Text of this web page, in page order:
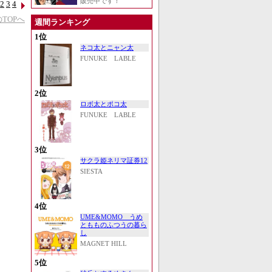
2 3 4
へ
週間ランキング
1位
ネコ太とニャン太
FUNUKE LABLE
2位
ロボ太とポコ太
FUNUKE LABLE
3位
サクラ姫ネリマ証券12
SIESTA
4位
UME&MOMO うめ
ともものふつうの暮ら
し
MAGNET HILL
5位